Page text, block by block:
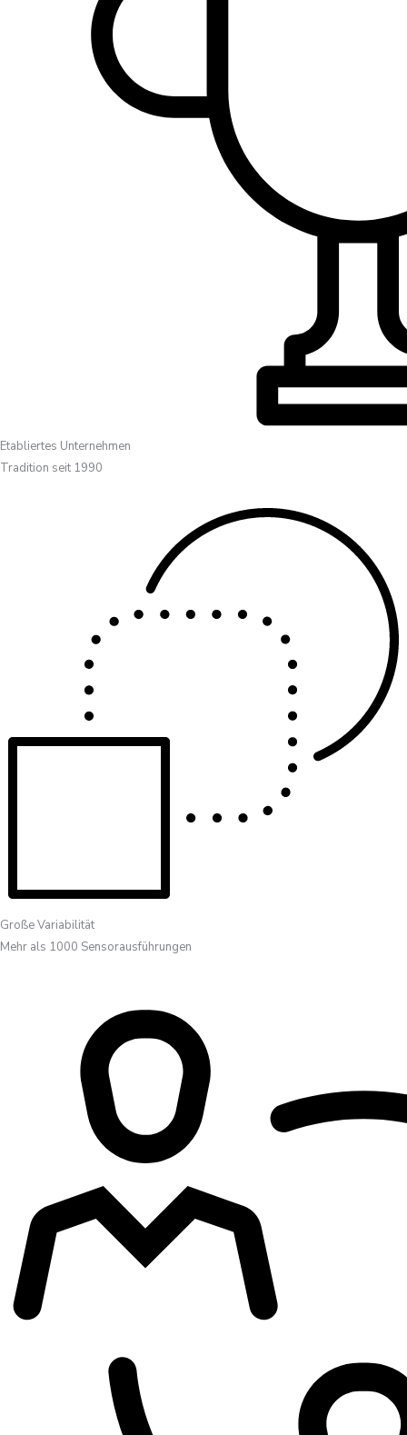
Etabliertes Unternehmen
Tradition seit 1990
Große Variabilität
Mehr als 1000 Sensorausführungen